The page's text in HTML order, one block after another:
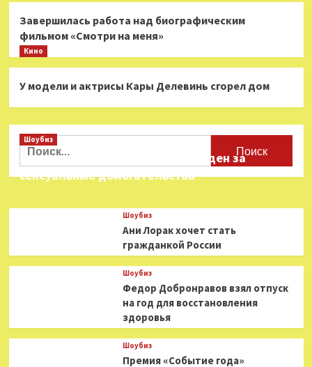
Завершилась работа над биографическим
фильмом «Смотри на меня»
Кино
У модели и актрисы Кары Делевинь сгорел дом
Найти:
Шоубиз
Звезда «Игры в кальмара» осужден за
сексуальные домогательства
Шоубиз
Ани Лорак хочет стать
гражданкой России
Шоубиз
Федор Добронравов взял отпуск
на год для восстановления
здоровья
Шоубиз
Премия «Событие года»